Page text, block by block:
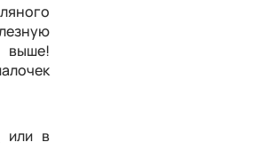
выше!
или в